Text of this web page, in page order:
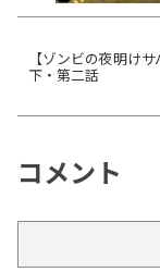
【ゾンビの夜明け
下・第二話
コメント